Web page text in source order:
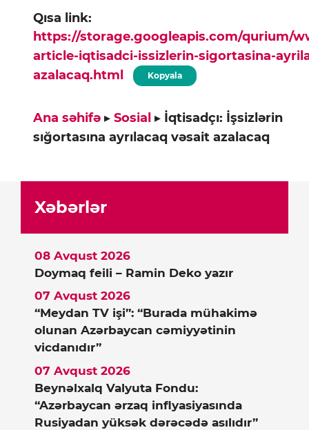
Qısa link:
https://storage.googleapis.com/qurium/
article-iqtisadci-issizlerin-sigortasina-
azalacaq.html
Kopyala
Ana səhifə ▸ Sosial ▸ İqtisadçı: İşsizlərin
sığortasına ayrılacaq vəsait azalacaq
Xəbərlər
Doymaq feili – Ramin Deko yazır
08 Avqust 2026
“Meydan TV işi”: “Burada mühakimə
olunan Azərbaycan cəmiyyətinin
vicdanıdır”
07 Avqust 2026
Beynəlxalq Valyuta Fondu:
“Azərbaycan ərzaq inflyasiyasında
Rusiyadan yüksək dərəcədə asılıdır”
07 Avqust 2026